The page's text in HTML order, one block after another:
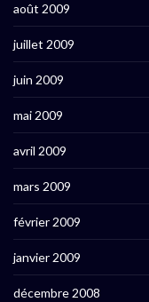
août 2009
juillet 2009
juin 2009
mai 2009
avril 2009
mars 2009
février 2009
janvier 2009
décembre 2008